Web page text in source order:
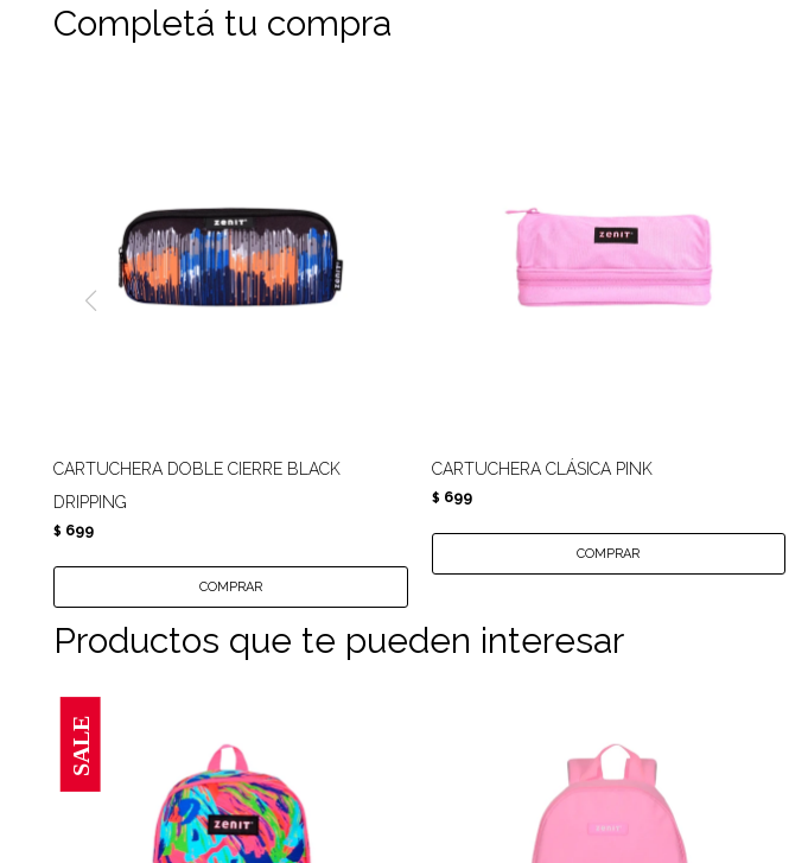
Completá tu compra
CARTUCHERA DOBLE CIERRE BLACK
DRIPPING
$ 699
CARTUCHERA CLÁSICA PINK
$ 699
Productos que te pueden interesar